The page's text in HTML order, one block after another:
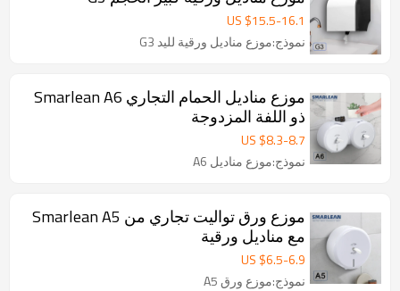
US $15.5-16.1
نموذج:موزع مناديل ورقية لليد G3
موزع مناديل الحمام التجاري Smarlean A6
ذو اللفة المزدوجة
US $8.3-8.7
نموذج:موزع مناديل A6
موزع ورق تواليت تجاري من Smarlean A5
مع مناديل ورقية
US $6.5-6.9
نموذج:موزع ورق A5